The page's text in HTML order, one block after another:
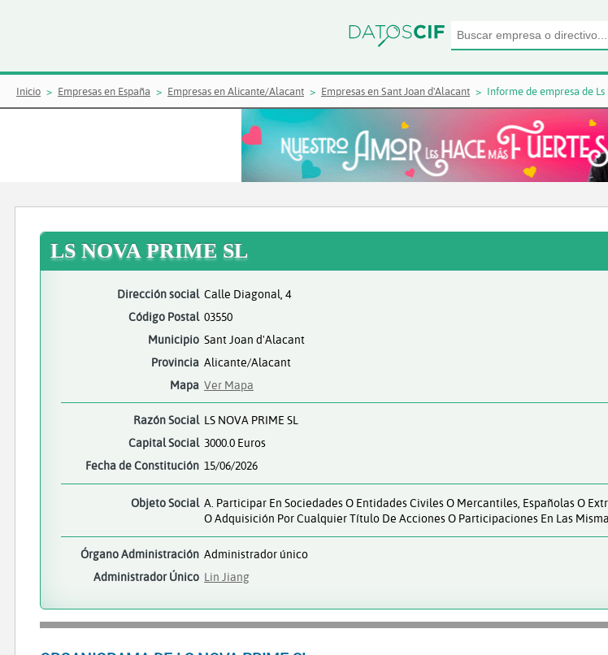
Inicio Empresas en España Empresas en Alicante/Alacant Empresas en Sant Joan d'Alacant Informe de empresa de Ls
LS NOVA PRIME SL
Dirección social Calle Diagonal, 4
Código Postal 03550
Municipio Sant Joan d'Alacant
Provincia Alicante/Alacant
Mapa Ver Mapa
Razón Social LS NOVA PRIME SL
Capital Social 3000.0 Euros
Fecha de Constitución 15/06/2026
Objeto Social A. Participar En Sociedades O Entidades Civiles O Mercantiles, Españolas O
O Adquisición Por Cualquier Título De Acciones O Participaciones En Las
Órgano Administración Administrador único
Administrador Único Lin Jiang